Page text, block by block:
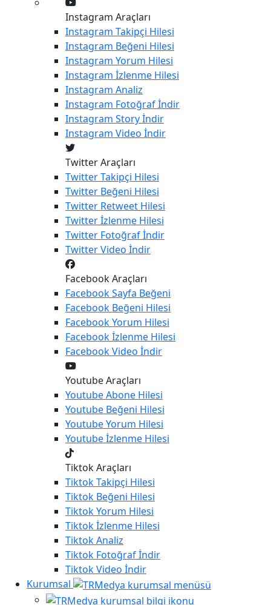
Instagram Araçları
Instagram Takipçi Hilesi
Instagram Beğeni Hilesi
Instagram Yorum Hilesi
Instagram İzlenme Hilesi
Instagram Analiz
Instagram Fotoğraf İndir
Instagram Story İndir
Instagram Video İndir
Twitter Araçları
TwitterTakipçi Hilesi
Twitter Beğeni Hilesi
Twitter Retweet Hilesi
Twitterİzlenme Hilesi
Twitter Fotoğraf İndir
TwitterVideo İndir
Facebook Araçları
FacebookSayfa Beğeni
Facebook Beğeni Hilesi
FacebookYorum Hilesi
Facebookİzlenme Hilesi
FacebookVideo İndir
Youtube Araçları
YoutubeAbone Hilesi
Youtube Beğeni Hilesi
YoutubeYorum Hilesi
Youtubeİzlenme Hilesi
Tiktok Araçları
TiktokTakipçi Hilesi
Tiktok Beğeni Hilesi
TiktokYorum Hilesi
Tiktokİzlenme Hilesi
TiktokAnaliz
Tiktok Fotoğraf İndir
TiktokVideo İndir
Kurumsal